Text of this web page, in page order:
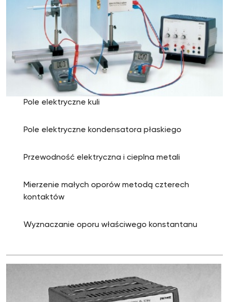
Pole elektryczne kuli
Pole elektryczne kondensatora płaskiego
Przewodność elektryczna i cieplna metali
Mierzenie małych oporów metodą czterech
kontaktów
Wyznaczanie oporu właściwego konstantanu